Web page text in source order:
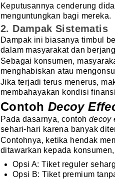
Keputusannya cenderung
menguntungkan bagi mereka.
2. Dampak Sistematis
Dampak ini biasanya timbul
dalam masyarakat dan
Sebagai konsumen,
menghabiskan atau
Jika terjadi terus menerus,
membahayakan kondisi
Contoh Decoy
Pada dasarnya, contoh decoy
sehari-hari karena banyak
Contohnya, ketika hendak
ditawarkan kepada
Opsi A: Tiket reguler
Opsi B: Tiket premium